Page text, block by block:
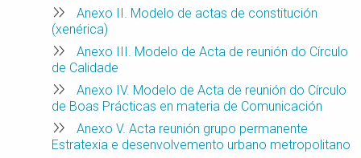
Anexo II. Modelo de actas de constitución
(xenérica)
Anexo III. Modelo de Acta de reunión do Círculo
de Calidade
Anexo IV. Modelo de Acta de reunión do Círculo
de Boas Prácticas en materia de Comunicación
Anexo V. Acta reunión grupo permanente
Estratexia e desenvolvemento urbano metropolitano